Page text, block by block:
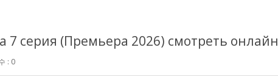
7 серия (Премьера 2026) смотреть онлайн
: 0